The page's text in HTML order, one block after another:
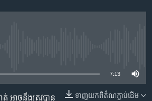
7:13
ទាញ​យក​ពី​តំណភ្ជាប់​ដើម
អាច​នឹង​ត្រូវ​បាន​​